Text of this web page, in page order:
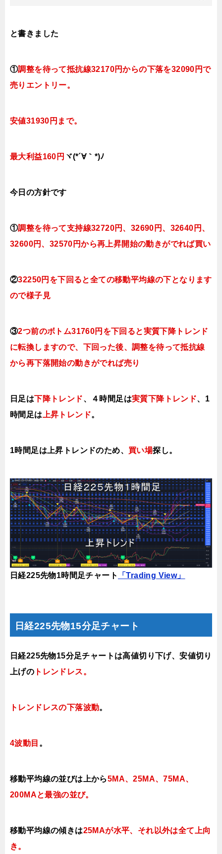
と書きました
①調整を待って抵抗線32170円からの下落を32090円で
売りエントリー。
安値31930円まで。
最大利益160円 ヾ(*´∀｀*)ﾉ
今日 の方針です
①調整を待って支持線32720円、32690円、32640円、
32600円、32570円から再上昇開始の動きがでれば買い
②32250円を下回ると全ての移動平均線の下となります
ので様子見
③2つ前のボトム31760円を下回ると実質下降トレンド
に転換し ますので、下回った後、調整を待って抵抗線
から再下落開始の動きがでれば売り
日足は下降トレンド、４時間足は実質下降トレンド、1
時間足は 上昇トレンド。
1時間足は上昇トレンドのため、 買い場探し。
日経225先物1時間足チャート 「Trading View」
日経225先物15分足チャート
日経225先物15分足チャートは高値切り下げ、安値切り
上げの トレンドレス。
トレンドレスの下落波動。
4波動目 。
移動平均線の並びは上から5MA、25MA、75MA、
200MAと最強の並び。
移動平均線の傾きは25MAが水平、それ以外は全て上向
き。